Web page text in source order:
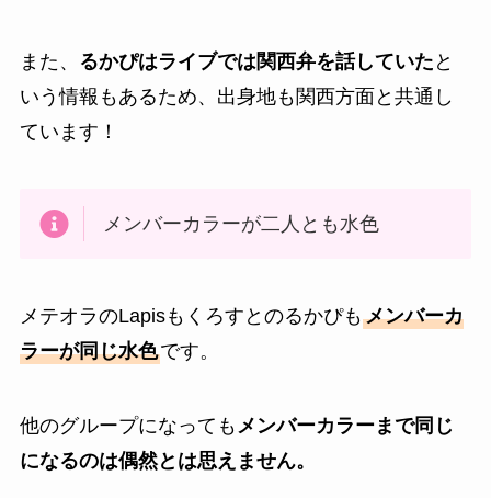
また、 るかぴはライブでは関西弁を話していた と
いう情報もあるため、出身地も関西方面と共通し
ています！
メンバーカラーが二人とも水色
メテオラのLapisもくろすとのるかぴもメンバーカ
ラーが同じ水色です。
他のグループになっても メンバーカラーまで同じ
になるのは偶然とは思えません。